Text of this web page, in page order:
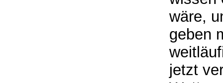
wäre,
geben
jetzt